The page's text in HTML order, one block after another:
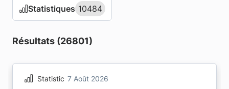
Statistiques 10484
Statistiques 10484
Résultats (26801)
Statistic 7 Août 2026